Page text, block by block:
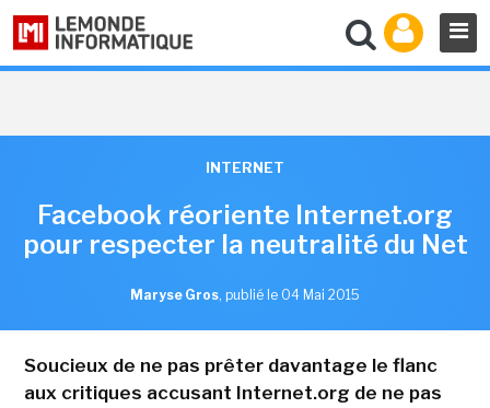
INTERNET
Facebook réoriente Internet.org
pour respecter la neutralité du Net
Maryse Gros, publié le 04 Mai 2015
Soucieux de ne pas prêter davantage le flanc
aux critiques accusant Internet.org de ne pas